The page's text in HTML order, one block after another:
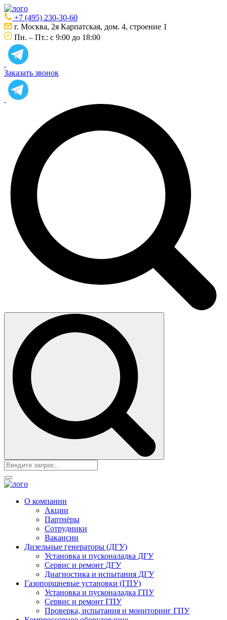
+7 (495) 230-30-60
г. Москва, 2я Карпатская, дом. 4, строение 1
Пн. – Пт.: с 9:00 до 18:00
Заказать звонок
О компании
Акции
Партнёры
Сотрудники
Вакансии
Дизельные генераторы (ДГУ)
Установка и пусконаладка ДГУ
Сервис и ремонт ДГУ
Диагностика и испытания ДГУ
Газопоршневые установки (ГПУ)
Установка и пусконаладка ГПУ
Сервис и ремонт ГПУ
Проверка, испытания и мониторинг ГПУ